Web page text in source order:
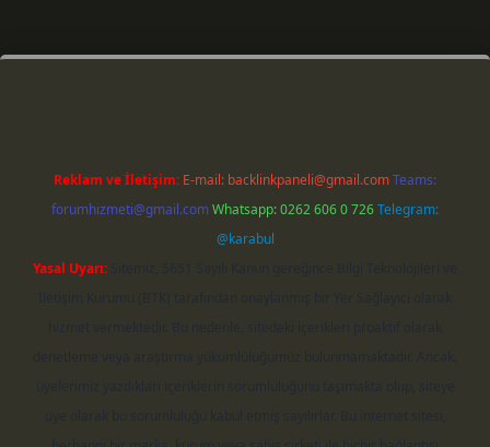
Reklam ve İletişim: E-mail: backlinkpaneli@gmail.comTeams:
forumhizmeti@gmail.comWhatsapp: 0262 606 0 726Telegram:
@karabul
Yasal Uyarı: